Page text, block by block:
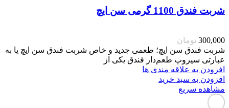
شربت فندق 1100 گرمی سن ایچ
300,000 تومان
شربت فندق سن ایچ؛ طعمی جدید و خاص شربت فندق سن ایچ یا به
عبارتی سیروپ طعم‌دار فندق یکی از
افزودن به علاقه مندی ها
افزودن به سبد خرید
مشاهده سریع